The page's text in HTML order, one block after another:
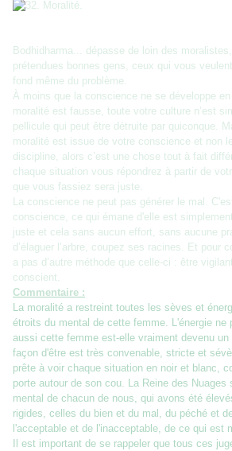
Bodhidharma... dépasse de loin des
prétendues bonnes gens, ceux qui vous
fond même du problème.
À moins que la conscience ne se développe
moralité est fausse, toute votre culture n’est
pellicule qui peut être détruite par quiconque.
moralité est issue de votre conscience et non
discipline, alors c’est une chose tout à fait
chaque situation vous répondrez à partir de
que vous fassiez sera juste.
La conscience ne peut pas générer le mal.
conscience, ce qui émane d'elle est
juste et cela sans aucun effort, sans aucune
d’élaguer l’arbre, coupez ses racines. Et pour
a pas d’autre méthode que celle-ci : être
conscient.
Commentaire :
La moralité a restreint toutes les sèves et
étroits du mental de cette femme. L'énergie ne
aussi cette femme est-elle vraiment devenu
façon d'être est très convenable, stricte et
prête à voir chaque situation en noir et blanc,
porte autour de son cou. La Reine des Nuages
mental de chacun de nous, qui avons été
rigides, celles du bien et du mal, du péché et
l'acceptable et de l'inacceptable, de ce qui est
Il est important de se rappeler que tous ces